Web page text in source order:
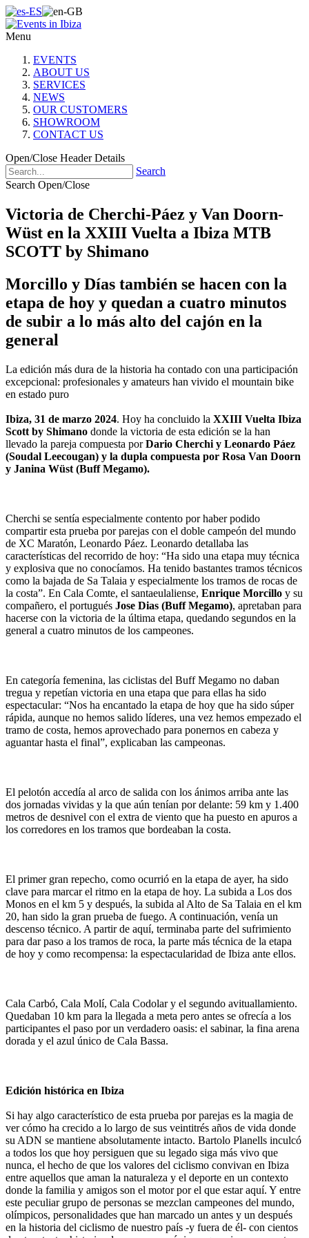
Menu
EVENTS
ABOUT US
SERVICES
NEWS
OUR CUSTOMERS
SHOWROOM
CONTACT US
Open/Close Header Details
Search
Search Open/Close
Victoria de Cherchi-Páez y Van Doorn-
Wüst en la XXIII Vuelta a Ibiza MTB
SCOTT by Shimano
Morcillo y Días también se hacen con la
etapa de hoy y quedan a cuatro minutos
de subir a lo más alto del cajón en la
general
La edición más dura de la historia ha contado con una participación
excepcional: profesionales y amateurs han vivido el mountain bike
en estado puro
Ibiza, 31 de marzo 2024. Hoy ha concluido la XXIII Vuelta Ibiza
Scott by Shimano donde la victoria de esta edición se la han
llevado la pareja compuesta porDario Cherchi y Leonardo Páez
(Soudal Leecougan) y la dupla compuesta por Rosa Van Doorn
y Janina Wüst (Buff Megamo).
Cherchi se sentía especialmente contento por haber podido
compartir esta prueba por parejas con el doble campeón del mundo
de XC Maratón, Leonardo Páez. Leonardo detallaba las
características del recorrido de hoy: “Ha sido una etapa muy técnica
y explosiva que no conocíamos. Ha tenido bastantes tramos técnicos
como la bajada de Sa Talaia y especialmente los tramos de rocas de
la costa”. En Cala Comte, el santaeulaliense, Enrique Morcillo y su
compañero, el portugués Jose Dias (Buff Megamo), apretaban para
hacerse con la victoria de la última etapa, quedando segundos en la
general a cuatro minutos de los campeones.
En categoría femenina, las ciclistas del Buff Megamo no daban
tregua y repetían victoria en una etapa que para ellas ha sido
espectacular: “Nos ha encantado la etapa de hoy que ha sido súper
rápida, aunque no hemos salido líderes, una vez hemos empezado el
tramo de costa, hemos aprovechado para ponernos en cabeza y
aguantar hasta el final”, explicaban las campeonas.
El pelotón accedía al arco de salida con los ánimos arriba ante las
dos jornadas vividas y la que aún tenían por delante: 59 km y 1.400
metros de desnivel con el extra de viento que ha puesto en apuros a
los corredores en los tramos que bordeaban la costa.
El primer gran repecho, como ocurrió en la etapa de ayer, ha sido
clave para marcar el ritmo en la etapa de hoy. La subida a Los dos
Monos en el km 5 y después, la subida al Alto de Sa Talaia en el km
20, han sido la gran prueba de fuego. A continuación, venía un
descenso técnico. A partir de aquí, terminaba parte del sufrimiento
para dar paso a los tramos de roca, la parte más técnica de la etapa
de hoy y como recompensa: la espectacularidad de Ibiza ante ellos.
Cala Carbó, Cala Molí, Cala Codolar y el segundo avituallamiento.
Quedaban 10 km para la llegada a meta pero antes se ofrecía a los
participantes el paso por un verdadero oasis: el sabinar, la fina arena
dorada y el azul único de Cala Bassa.
Edición histórica en Ibiza
Si hay algo característico de esta prueba por parejas es la magia de
ver cómo ha crecido a lo largo de sus veintitrés años de vida donde
su ADN se mantiene absolutamente intacto. Bartolo Planells inculcó
a todos los que hoy persiguen que su legado siga más vivo que
nunca, el hecho de que los valores del ciclismo convivan en Ibiza
entre aquellos que aman la naturaleza y el deporte en un contexto
donde la familia y amigos son el motor por el que estar aquí. Y entre
este peculiar grupo de personas se mezclan campeones del mundo,
olímpicos, personalidades que han marcado un antes y un después
en la historia del ciclismo de nuestro país -y fuera de él- con cientos